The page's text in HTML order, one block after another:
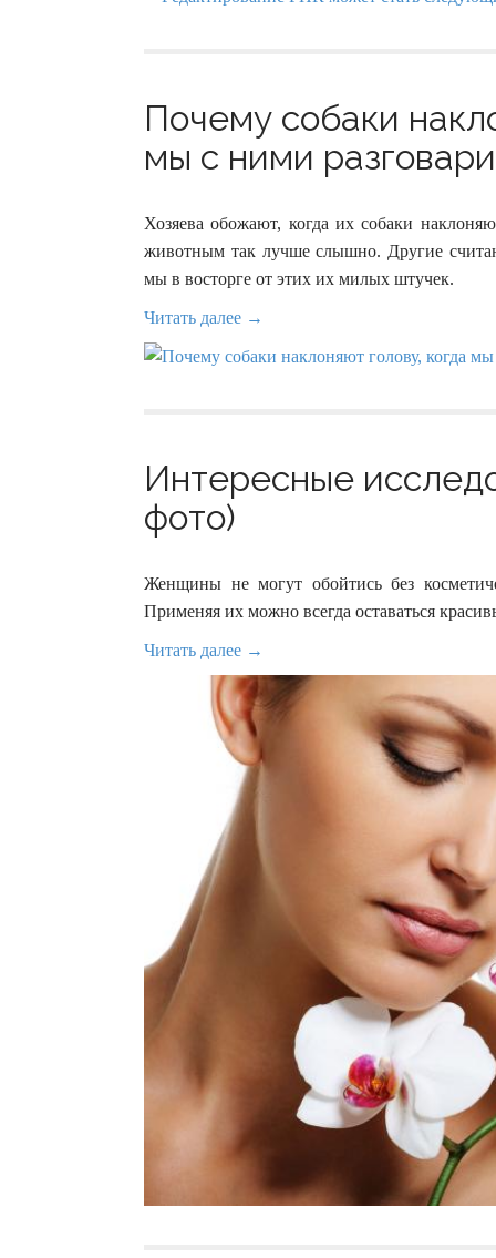
Почему собаки
мы с ними
Хозяева обожают, когда их собаки
животным так лучше слышно. Другие
мы в восторге от этих их милых штучек.
Читать далее →
Интересные
фото)
Женщины не могут обойтись без
Применяя их можно всегда оставаться
Читать далее →